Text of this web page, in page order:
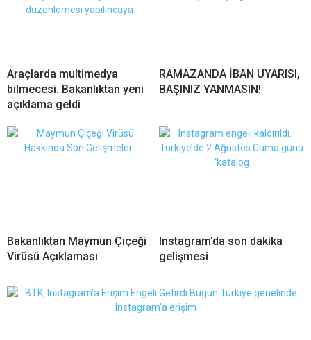
Araçlarda multimedya
bilmecesi. Bakanlıktan yeni
açıklama geldi
RAMAZANDA İBAN UYARISI,
BAŞINIZ YANMASIN!
Bakanlıktan Maymun Çiçeği
Virüsü Açıklaması
Instagram’da son dakika
gelişmesi